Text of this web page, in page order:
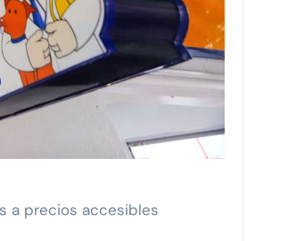
a precios accesibles